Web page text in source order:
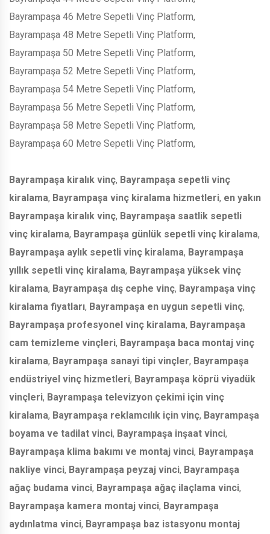
Bayrampaşa 46 Metre Sepetli Vinç Platform,
Bayrampaşa 48 Metre Sepetli Vinç Platform,
Bayrampaşa 50 Metre Sepetli Vinç Platform,
Bayrampaşa 52 Metre Sepetli Vinç Platform,
Bayrampaşa 54 Metre Sepetli Vinç Platform,
Bayrampaşa 56 Metre Sepetli Vinç Platform,
Bayrampaşa 58 Metre Sepetli Vinç Platform,
Bayrampaşa 60 Metre Sepetli Vinç Platform,
Bayrampaşa kiralık vinç, Bayrampaşa sepetli vinç
kiralama, Bayrampaşa vinç kiralama hizmetleri, en yakın
Bayrampaşa kiralık vinç, Bayrampaşa saatlik sepetli
vinç kiralama, Bayrampaşa günlük sepetli vinç kiralama,
Bayrampaşa aylık sepetli vinç kiralama, Bayrampaşa
yıllık sepetli vinç kiralama, Bayrampaşa yüksek vinç
kiralama, Bayrampaşa dış cephe vinç, Bayrampaşa vinç
kiralama fiyatları, Bayrampaşa en uygun sepetli vinç,
Bayrampaşa profesyonel vinç kiralama, Bayrampaşa
cam temizleme vinçleri, Bayrampaşa baca montaj vinç
kiralama, Bayrampaşa sanayi tipi vinçler, Bayrampaşa
endüstriyel vinç hizmetleri, Bayrampaşa köprü viyadük
vinçleri, Bayrampaşa televizyon çekimi için vinç
kiralama, Bayrampaşa reklamcılık için vinç, Bayrampaşa
boyama ve tadilat vinci, Bayrampaşa inşaat vinci,
Bayrampaşa klima bakımı ve montaj vinci, Bayrampaşa
nakliye vinci, Bayrampaşa peyzaj vinci, Bayrampaşa
ağaç budama vinci, Bayrampaşa ağaç ilaçlama vinci,
Bayrampaşa kamera montaj vinci, Bayrampaşa
aydınlatma vinci, Bayrampaşa baz istasyonu montaj